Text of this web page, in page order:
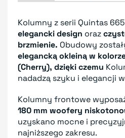
Kolumny z serii Quintas
elegancki design oraz
brzmienie. Obudowy
elegancką okleiną w
(Cherry), dzięki czemu
nadadzą szyku i elegancji
Kolumny frontowe
180 mm woofery
uzyskano mocne i
najniższego zakresu.